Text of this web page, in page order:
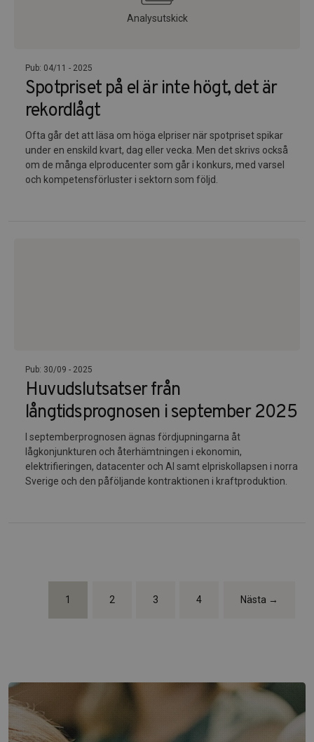
Analysutskick
Pub: 04/11 - 2025
Spotpriset på el är inte högt, det är
rekordlågt
Ofta går det att läsa om höga elpriser när spotpriset spikar
under en enskild kvart, dag eller vecka. Men det skrivs också
om de många elproducenter som går i konkurs, med varsel
och kompetensförluster i sektorn som följd.
Pub: 30/09 - 2025
Huvudslutsatser från
långtidsprognosen i september 2025
I septemberprognosen ägnas fördjupningarna åt
lågkonjunkturen och återhämtningen i ekonomin,
elektrifieringen, datacenter och AI samt elpriskollapsen i norra
Sverige och den påföljande kontraktionen i kraftproduktion.
1 2 3 4 Nästa →